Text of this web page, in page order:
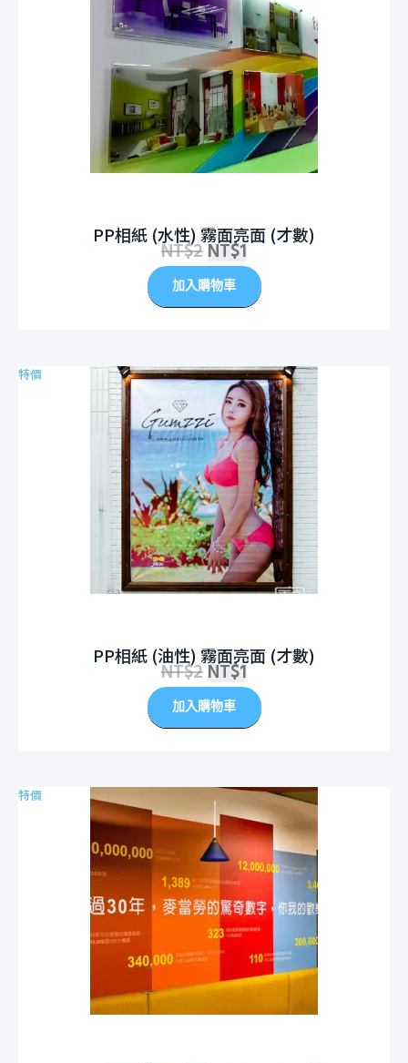
PP相紙 (水性) 霧面亮面 (才數)
NT$2NT$1
加入購物車
特價
PP相紙 (油性) 霧面亮面 (才數)
NT$2NT$1
加入購物車
特價